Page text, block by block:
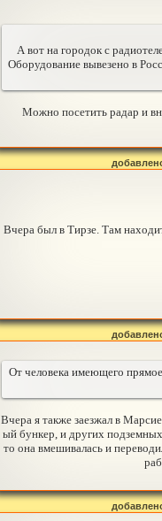
А вот на городок с
Оборудование вывезено в
Можно посетить радар и
Вчера был в Тирзе. Там
От человека имеющего
Вчера я также заезжал в
ый бункер, и других
то она вмешивалась и